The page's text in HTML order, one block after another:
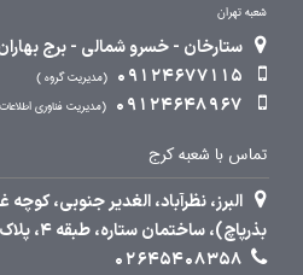
شعبه تهران
ستارخان - خسرو شمالی - برج بهاران -
09124677115
مدیریت گروه
09124648967 مدیریت فناوری اطلاعات
تماس با شعبه کرج
بذرپاچ)، ساختمان ستاره، طبقه 4، پلاک 6
02645408358